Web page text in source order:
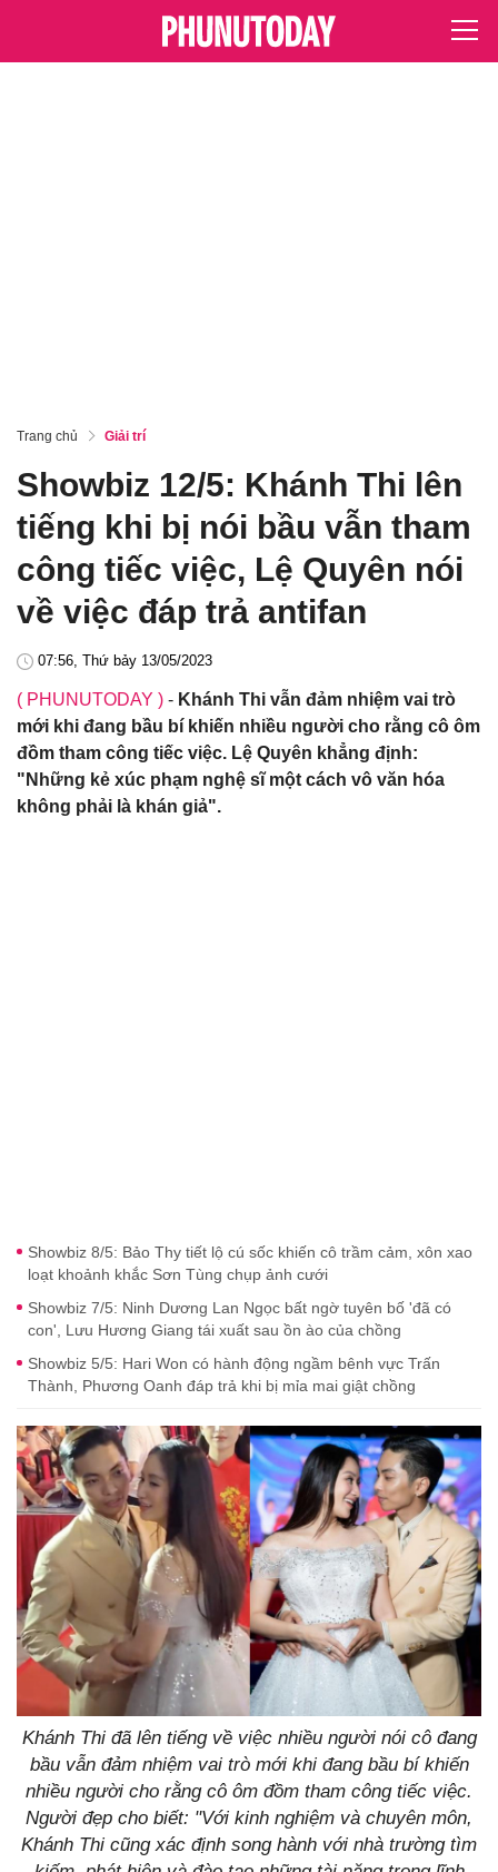
Trang chủ Giải trí
Showbiz 12/5: Khánh Thi lên
tiếng khi bị nói bầu vẫn tham
công tiếc việc, Lệ Quyên nói
về việc đáp trả antifan
07:56, Thứ bảy 13/05/2023
( PHUNUTODAY ) - Khánh Thi vẫn đảm nhiệm vai trò
mới khi đang bầu bí khiến nhiều người cho rằng cô ôm
đồm tham công tiếc việc. Lệ Quyên khẳng định:
"Những kẻ xúc phạm nghệ sĩ một cách vô văn hóa
không phải là khán giả".
Showbiz 8/5: Bảo Thy tiết lộ cú sốc khiến cô trầm cảm, xôn xao
loạt khoảnh khắc Sơn Tùng chụp ảnh cưới
Showbiz 7/5: Ninh Dương Lan Ngọc bất ngờ tuyên bố 'đã có
con', Lưu Hương Giang tái xuất sau ồn ào của chồng
Showbiz 5/5: Hari Won có hành động ngầm bênh vực Trấn
Thành, Phương Oanh đáp trả khi bị mỉa mai giật chồng
Khánh Thi đã lên tiếng về việc nhiều người nói cô đang
bầu vẫn đảm nhiệm vai trò mới khi đang bầu bí khiến
nhiều người cho rằng cô ôm đồm tham công tiếc việc.
Người đẹp cho biết: "Với kinh nghiệm và chuyên môn,
Khánh Thi cũng xác định song hành với nhà trường tìm